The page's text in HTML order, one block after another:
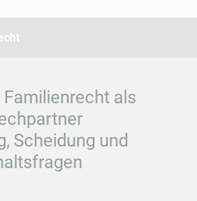
als
Scheidung und